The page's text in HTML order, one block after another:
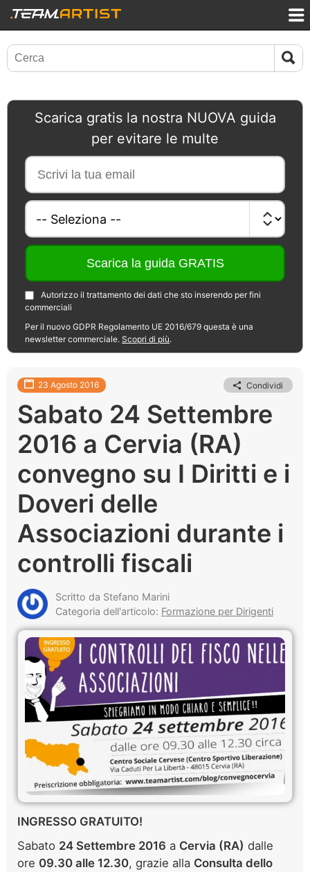
Scarica gratis la nostra NUOVA guida
per evitare le multe
Autorizzo il trattamento dei dati che sto inserendo per fini
commerciali
Per il nuovo GDPR Regolamento UE 2016/679 questa è una
newsletter commerciale. Scopri di più.
23 Agosto 2016 Condividi
Sabato 24 Settembre
2016 a Cervia (RA)
convegno su I Diritti e i
Doveri delle
Associazioni durante i
controlli fiscali
Scritto da Stefano Marini
Categoria dell'articolo: Formazione per Dirigenti
INGRESSO GRATUITO!
Sabato 24 Settembre 2016 a Cervia (RA) dalle
ore 09.30 alle 12.30, grazie alla Consulta dello